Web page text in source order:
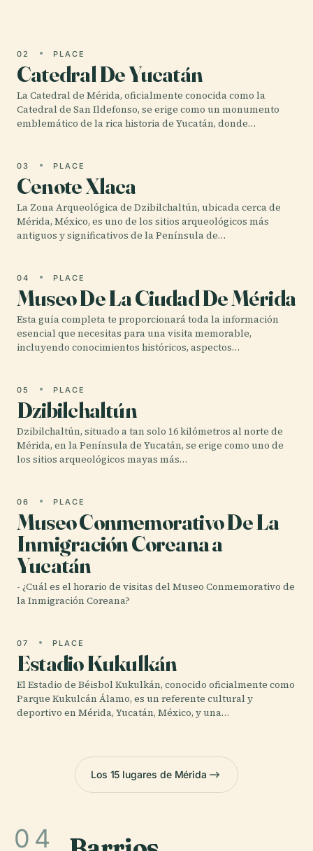
02 PLACE
Catedral De Yucatán
La Catedral de Mérida, oficialmente conocida como la
Catedral de San Ildefonso, se erige como un monumento
emblemático de la rica historia de Yucatán, donde…
03 PLACE
Cenote Xlaca
La Zona Arqueológica de Dzibilchaltún, ubicada cerca de
Mérida, México, es uno de los sitios arqueológicos más
antiguos y significativos de la Península de…
04 PLACE
Museo De La Ciudad De Mérida
Esta guía completa te proporcionará toda la información
esencial que necesitas para una visita memorable,
incluyendo conocimientos históricos, aspectos…
05 PLACE
Dzibilchaltún
Dzibilchaltún, situado a tan solo 16 kilómetros al norte de
Mérida, en la Península de Yucatán, se erige como uno de
los sitios arqueológicos mayas más…
06 PLACE
Museo Conmemorativo De La
Inmigración Coreana a
Yucatán
- ¿Cuál es el horario de visitas del Museo Conmemorativo de
la Inmigración Coreana?
07 PLACE
Estadio Kukulkán
El Estadio de Béisbol Kukulkán, conocido oficialmente como
Parque Kukulcán Álamo, es un referente cultural y
deportivo en Mérida, Yucatán, México, y una…
Los 15 lugares de Mérida
04